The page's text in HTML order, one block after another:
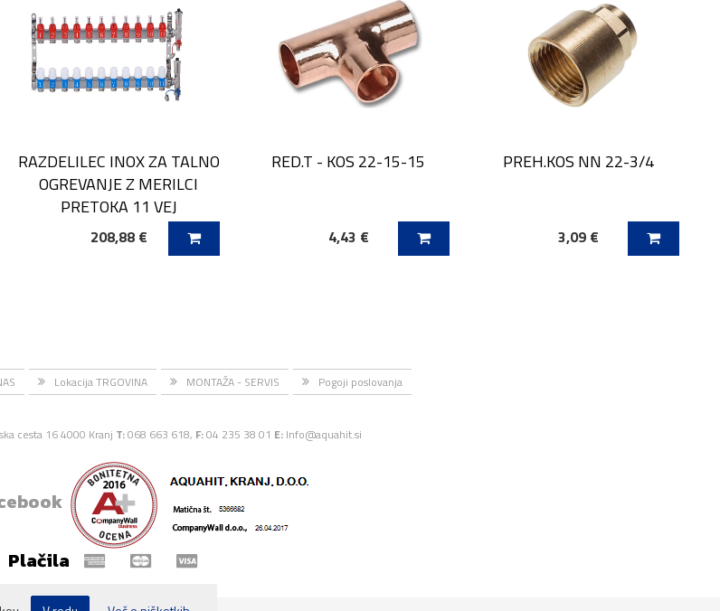
RAZDELILEC INOX ZA TALNO
OGREVANJE Z MERILCI
PRETOKA 11 VEJ
208,88 €
DODAJ V KOŠARICO
RED.T - KOS 22-15-15
4,43 €
DODAJ V KOŠARICO
PREH.KOS NN 22-3/4
3,09 €
DODAJ V KOŠARICO
Lokacija TRGOVINA MONTAŽA - SERVIS Pogoji poslovanja
cesta 16 4000 Kranj T:068 663 618, F:04 235 38 01 E: Info@aquahit.si
Plačila